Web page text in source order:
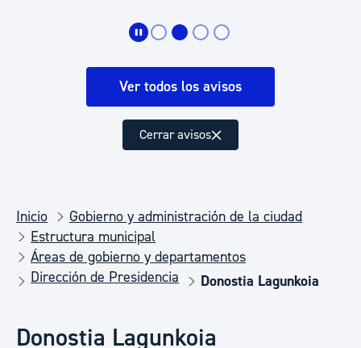
Ver todos los avisos
Cerrar avisos
Inicio
Gobierno y administración de la ciudad
Estructura municipal
Áreas de gobierno y departamentos
Dirección de Presidencia
Donostia Lagunkoia
Donostia Lagunkoia